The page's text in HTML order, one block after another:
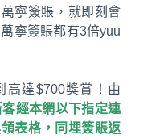
寧簽賬，就即刻會
寧簽賬都有3倍yuu
高達$700獎賞！由
客經本網以下指定連
表格，同埋簽賬返